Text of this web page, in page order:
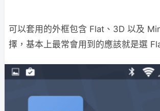
可以套用的外框包含 Flat、3D 以及
擇，基本上最常會用到的應該就是選